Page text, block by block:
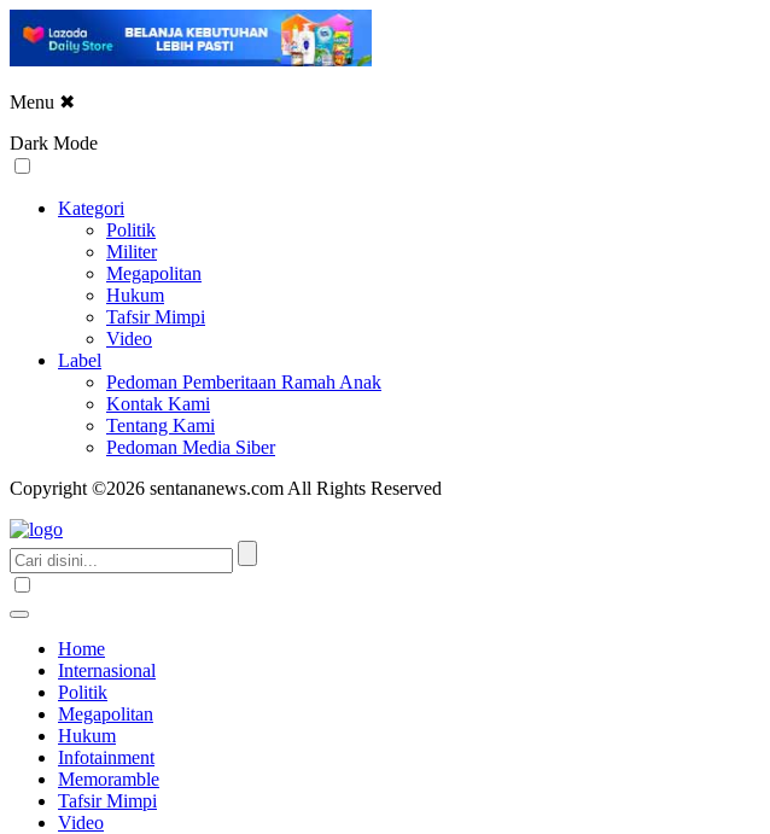
Menu ✖
Dark Mode
Kategori
Politik
Militer
Megapolitan
Hukum
Tafsir Mimpi
Video
Label
Pedoman Pemberitaan Ramah Anak
Kontak Kami
Tentang Kami
Pedoman Media Siber
Copyright ©2026 sentananews.com All Rights Reserved
Home
Internasional
Politik
Megapolitan
Hukum
Infotainment
Memoramble
Tafsir Mimpi
Video